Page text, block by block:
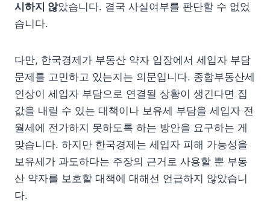
시하지 않았습니다. 결국 사실여부를 판단할 수 없었
습니다.
다만, 한국경제가 부동산 약자 입장에서 세입자 부담
문제를 고민하고 있는지는 의문입니다. 종합부동산세
인상이 세입자 부담으로 연결될 상황이 생긴다면 집
값을 내릴 수 있는 대책이나 보유세 부담을 세입자 전
월세에 전가하지 못하도록 하는 방안을 요구하는 게
맞습니다. 하지만 한국경제는 세입자 피해 가능성을
보유세가 과도하다는 주장의 근거로 사용할 뿐 부동
산 약자를 보호할 대책에 대해선 언급하지 않았습니
다.